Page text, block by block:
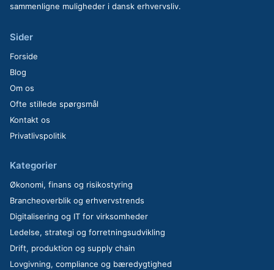
sammenligne muligheder i dansk erhvervsliv.
Sider
Forside
Blog
Om os
Ofte stillede spørgsmål
Kontakt os
Privatlivspolitik
Kategorier
Økonomi, finans og risikostyring
Brancheoverblik og erhvervstrends
Digitalisering og IT for virksomheder
Ledelse, strategi og forretningsudvikling
Drift, produktion og supply chain
Lovgivning, compliance og bæredygtighed